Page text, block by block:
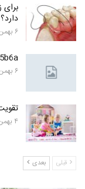
دارد؟
۶ بهمن ۱۴۰۳
۶ بهمن ۱۴۰۳
۴ بهمن ۱۴۰۳
قبلی بعدی